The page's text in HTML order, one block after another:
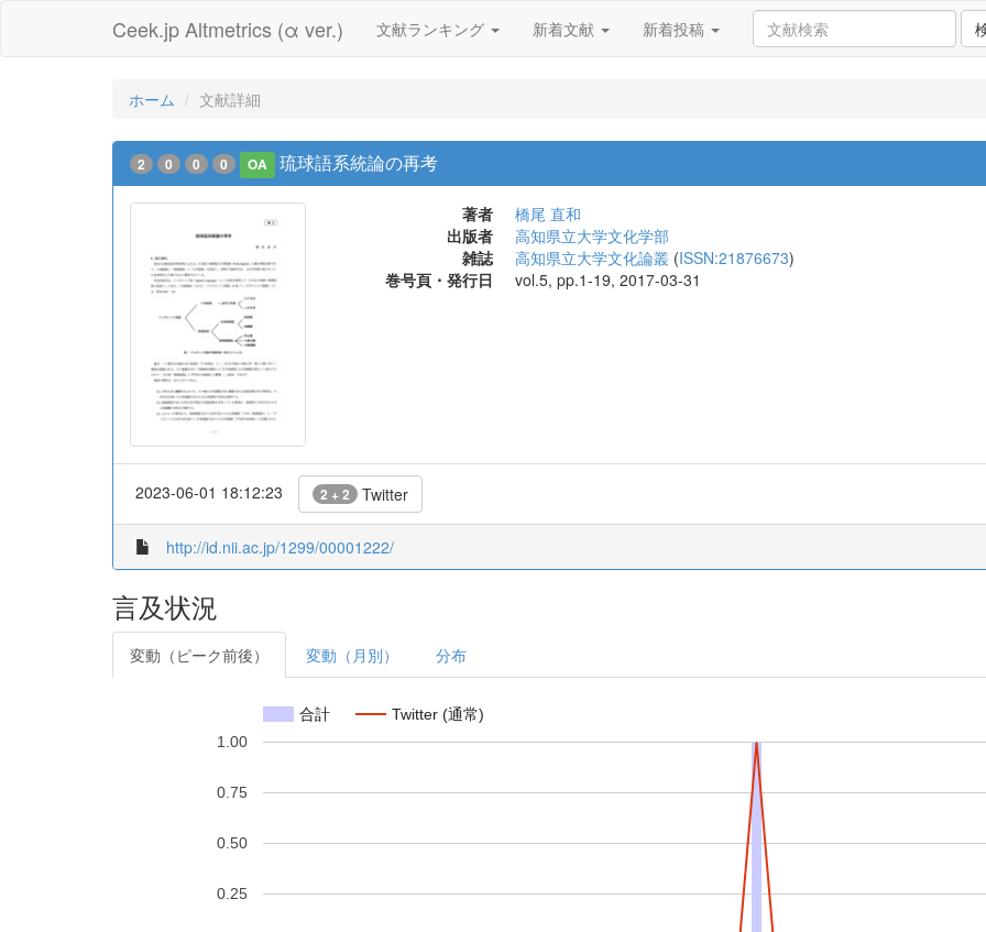
Ceek.jp Altmetrics (α ver.) 文献ランキング 新着文献 新着投稿
ホーム 文献詳細
2 0 0 0 OA 琉球語系統論の再考
著者
橋尾 直和
出版者
高知県立大学文化学部
雑誌
高知県立大学文化論叢 (ISSN:21876673)
巻号頁・発行日
vol.5, pp.1-19, 2017-03-31
2023-06-01 18:12:23 2 + 2 Twitter
http://id.nii.ac.jp/1299/00001222/
言及状況
変動（ピーク前後） 変動（月別） 分布
合計 Twitter (通常)
0.25
0.50
0.75
1.00